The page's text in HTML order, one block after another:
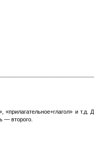
и
— второго.